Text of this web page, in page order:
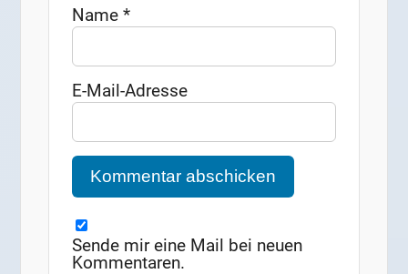
Name*
E-Mail-Adresse
Sende mir eine Mail bei neuen
Kommentaren.